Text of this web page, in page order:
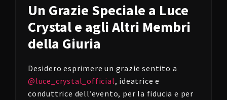
Un Grazie Speciale a Luce
Crystal e agli Altri Membri
della Giuria
Desidero esprimere un grazie sentito a
@luce_crystal_official, ideatrice e
conduttrice dell’evento, per la fiducia e per